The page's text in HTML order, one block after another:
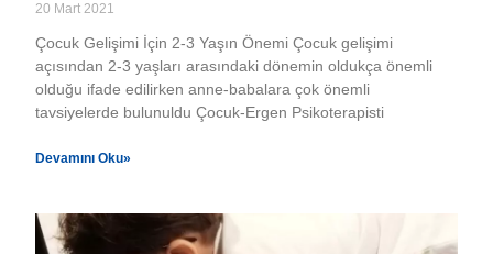
20 Mart 2021
Çocuk Gelişimi İçin 2-3 Yaşın Önemi Çocuk gelişimi
açısından 2-3 yaşları arasındaki dönemin oldukça önemli
olduğu ifade edilirken anne-babalara çok önemli
tavsiyelerde bulunuldu Çocuk-Ergen Psikoterapisti
Devamını Oku»